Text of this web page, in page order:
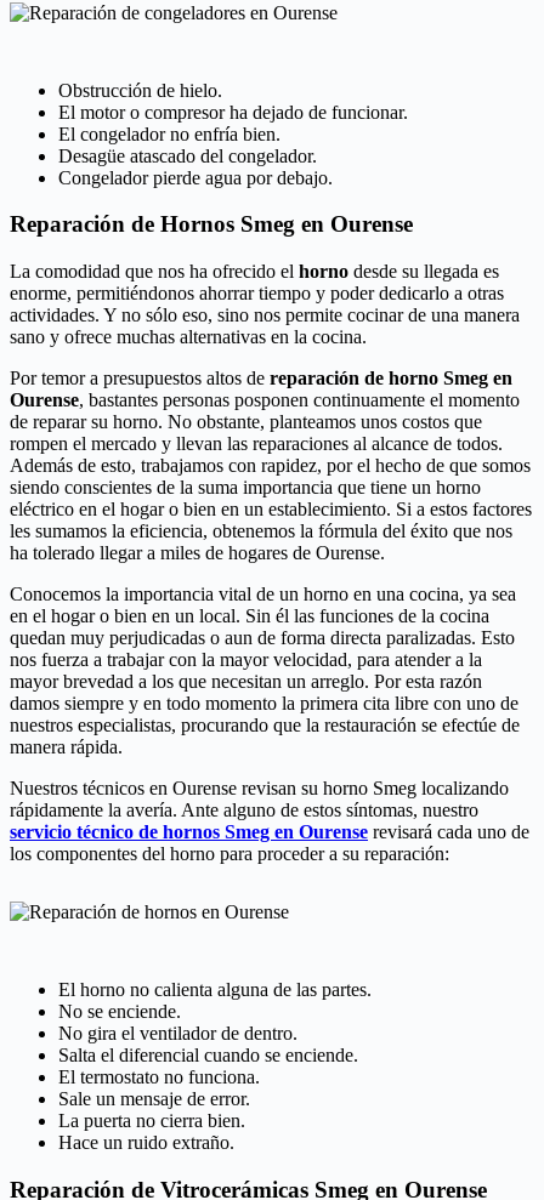
Obstrucción de hielo.
El motor o compresor ha dejado de funcionar.
El congelador no enfría bien.
Desagüe atascado del congelador.
Congelador pierde agua por debajo.
Reparación de Hornos Smeg en Ourense
La comodidad que nos ha ofrecido el horno desde su llegada es
enorme, permitiéndonos ahorrar tiempo y poder dedicarlo a otras
actividades. Y no sólo eso, sino nos permite cocinar de una manera
sano y ofrece muchas alternativas en la cocina.
Por temor a presupuestos altos de reparación de horno Smeg en
Ourense, bastantes personas posponen continuamente el momento
de reparar su horno. No obstante, planteamos unos costos que
rompen el mercado y llevan las reparaciones al alcance de todos.
Además de esto, trabajamos con rapidez, por el hecho de que somos
siendo conscientes de la suma importancia que tiene un horno
eléctrico en el hogar o bien en un establecimiento. Si a estos factores
les sumamos la eficiencia, obtenemos la fórmula del éxito que nos
ha tolerado llegar a miles de hogares de Ourense.
Conocemos la importancia vital de un horno en una cocina, ya sea
en el hogar o bien en un local. Sin él las funciones de la cocina
quedan muy perjudicadas o aun de forma directa paralizadas. Esto
nos fuerza a trabajar con la mayor velocidad, para atender a la
mayor brevedad a los que necesitan un arreglo. Por esta razón
damos siempre y en todo momento la primera cita libre con uno de
nuestros especialistas, procurando que la restauración se efectúe de
manera rápida.
Nuestros técnicos en Ourense revisan su horno Smeg localizando
rápidamente la avería. Ante alguno de estos síntomas, nuestro
servicio técnico de hornos Smeg en Ourense revisará cada uno de
los componentes del horno para proceder a su reparación:
El horno no calienta alguna de las partes.
No se enciende.
No gira el ventilador de dentro.
Salta el diferencial cuando se enciende.
El termostato no funciona.
Sale un mensaje de error.
La puerta no cierra bien.
Hace un ruido extraño.
Reparación de Vitrocerámicas Smeg en Ourense